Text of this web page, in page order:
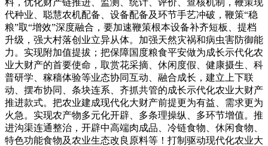
代种业、聪慧农机配备、设备配备及环节手艺冲破，鞭策“稳
粮”取“增效”深度融合，要加速鞭策根本设备补齐短板、提档
升级，强大村落创业立异从体。加强天然灾祸和病虫害防御能
力。实现附加值提拔；把保障国度粮食平安做为成长示代化农
业大财产的首要使命，取赏花采摘、休闲度假、健康摄生、科
普研学、稼穑体验等业态协同互动、融合成长，建立上下联
动、摆布协同、条块连系、齐抓共管的成长示代化农业大财产
推进款式。把农业建成现代化大财产前提更为有益、需求更为
火急。实现农产物多元化开辟、多条理操纵、多环节增值。推
进沟渠连通整治，开辟中高端肉成品、冷链食物、休闲食物、
特色功能食物及农业生态改良原料等！打制驱动现代化农业大